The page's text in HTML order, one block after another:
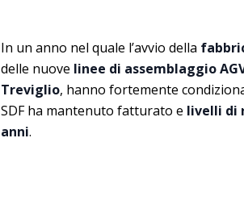
In un anno nel quale l’avvio della
delle nuove linee di assemblaggio
Treviglio, hanno fortemente
SDF ha mantenuto fatturato e livelli di
anni.